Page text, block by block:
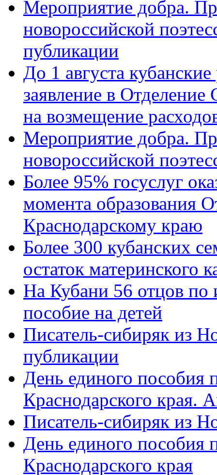
Мероприятие добра.
новороссийской
публикации
До 1 августа
заявление в
на возмещение
Мероприятие добра.
новороссийской
Более 95% госуслуг
момента образования
Краснодарскому краю
Более 300 кубанских
остаток материнского
На Кубани 56 отцов по
пособие на детей
Писатель-сибиряк из
публикации
День единого пособия
Краснодарского края.
Писатель-сибиряк из
День единого пособия
Краснодарского края